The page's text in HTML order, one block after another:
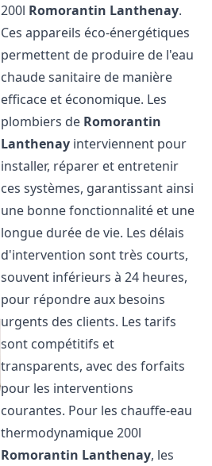
200l Romorantin Lanthenay.
Ces appareils éco-énergétiques
permettent de produire de l'eau
chaude sanitaire de manière
efficace et économique. Les
plombiers de Romorantin
Lanthenay interviennent pour
installer, réparer et entretenir
ces systèmes, garantissant ainsi
une bonne fonctionnalité et une
longue durée de vie. Les délais
d'intervention sont très courts,
souvent inférieurs à 24 heures,
pour répondre aux besoins
urgents des clients. Les tarifs
sont compétitifs et
transparents, avec des forfaits
pour les interventions
courantes. Pour les chauffe-eau
thermodynamique 200l
Romorantin Lanthenay, les